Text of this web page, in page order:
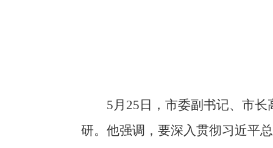
5月25日，市委副书记、市长
研。他强调，要深入贯彻习近平